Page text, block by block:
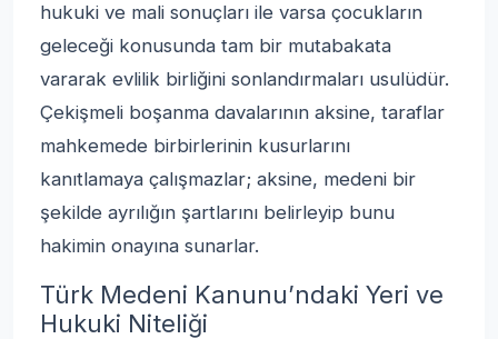
hukuki ve mali sonuçları ile varsa çocukların
geleceği konusunda tam bir mutabakata
vararak evlilik birliğini sonlandırmaları usulüdür.
Çekişmeli boşanma davalarının aksine, taraflar
mahkemede birbirlerinin kusurlarını
kanıtlamaya çalışmazlar; aksine, medeni bir
şekilde ayrılığın şartlarını belirleyip bunu
hakimin onayına sunarlar.
Türk Medeni Kanunu’ndaki Yeri ve
Hukuki Niteliği